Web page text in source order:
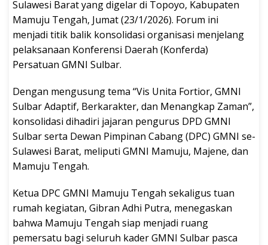
Sulawesi Barat yang digelar di Topoyo, Kabupaten
Mamuju Tengah, Jumat (23/1/2026). Forum ini
menjadi titik balik konsolidasi organisasi menjelang
pelaksanaan Konferensi Daerah (Konferda)
Persatuan GMNI Sulbar.
Dengan mengusung tema “Vis Unita Fortior, GMNI
Sulbar Adaptif, Berkarakter, dan Menangkap Zaman”,
konsolidasi dihadiri jajaran pengurus DPD GMNI
Sulbar serta Dewan Pimpinan Cabang (DPC) GMNI se-
Sulawesi Barat, meliputi GMNI Mamuju, Majene, dan
Mamuju Tengah.
Ketua DPC GMNI Mamuju Tengah sekaligus tuan
rumah kegiatan, Gibran Adhi Putra, menegaskan
bahwa Mamuju Tengah siap menjadi ruang
pemersatu bagi seluruh kader GMNI Sulbar pasca